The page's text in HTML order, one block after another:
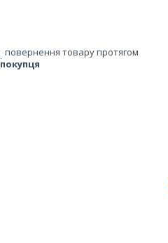
повернення товару протягом